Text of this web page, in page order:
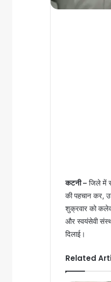
कटनी–जिले में
की पहचान कर,
शुक्रवार को
और स्वयंसेवी
दिलाई।
Related